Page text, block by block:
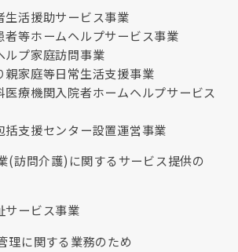
生活援助サービス事業
者等ホームヘルプサービス事業
ルプ家庭訪問事業
親家庭等日常生活支援事業
医療機関入院者ホームヘルプサービス
括支援センター設置運営事業
(訪問介護)に関するサービス提供の
サービス事業
理に関する業務のため